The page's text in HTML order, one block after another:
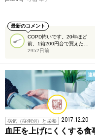
最新のコメント
COPD怖いです。20年ほど
前、1箱200円台で買えた…
2952日前
連
病気（症例別）と栄養 2017.12.20
血圧を上げにくくする食